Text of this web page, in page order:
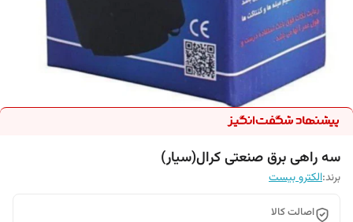
سه راهی برق صنعتی کرال(سیار)
برند:الکترو بیست
اصالت کالا